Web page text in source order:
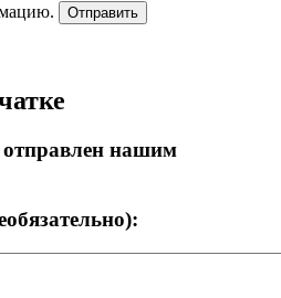
Отправить
отправлен нашим